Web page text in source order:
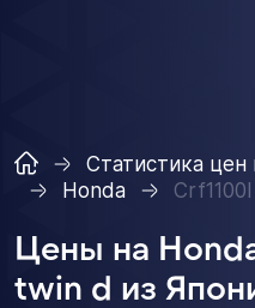
Статистика
Honda
Цены на
twin d из